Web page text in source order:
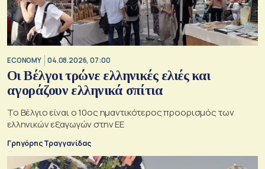
ECONOMY 04.08.2026, 07:00
Οι Βέλγοι τρώνε ελληνικές ελιές και
αγοράζουν ελληνικά σπίτια
Το Βέλγιο είναι ο 10ος ημαντικότερος προορισμός των
ελληνικών εξαγωγών στην ΕΕ
Γρηγόρης Τραγγανίδας